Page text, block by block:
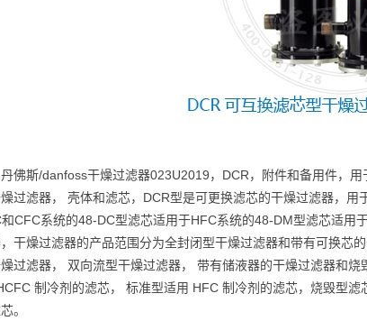
丹佛斯/danfoss干燥过滤器023U2019，DCR，附件和备用件，
过滤器， 壳体和滤芯，DCR型是可更换滤芯的干燥过滤器，
CFC系统的48-DC型滤芯适用于HFC系统的48-DM型滤芯适用
干燥过滤器的产品范围分为全封闭型干燥过滤器和带有可换芯
过滤器， 双向流型干燥过滤器， 带有储液器的干燥过滤器和
制冷剂的滤芯， 标准型适用 HFC 制冷剂的滤芯，烧毁型
。